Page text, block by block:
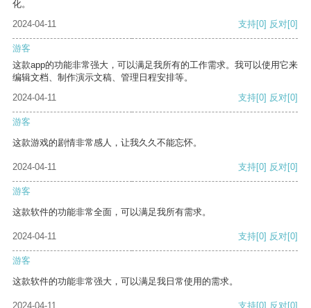
化。
2024-04-11
支持[0] 反对[0]
游客
这款app的功能非常强大，可以满足我所有的工作需求。我可以使用它来
编辑文档、制作演示文稿、管理日程安排等。
2024-04-11
支持[0] 反对[0]
游客
这款游戏的剧情非常感人，让我久久不能忘怀。
2024-04-11 支持[0] 反对[0]
游客
这款软件的功能非常全面，可以满足我所有需求。
2024-04-11 支持[0] 反对[0]
游客
这款软件的功能非常强大，可以满足我日常使用的需求。
2024-04-11 支持[0] 反对[0]